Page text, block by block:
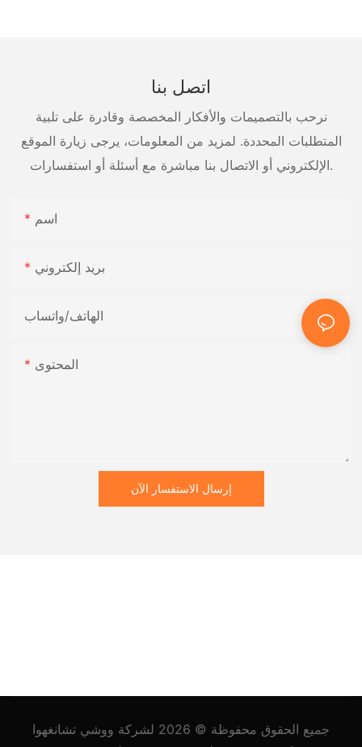
اتصل بنا
نرحب بالتصميمات والأفكار المخصصة وقادرة على تلبية
المتطلبات المحددة. لمزيد من المعلومات، يرجى زيارة الموقع
الإلكتروني أو الاتصال بنا مباشرة مع أسئلة أو استفسارات.
اسم
بريد إلكتروني
الهاتف/واتساب
المحتوى
إرسال الاستفسار الآن
جميع الحقوق محفوظة © 2026
لشركة ووشي تشانغهوا